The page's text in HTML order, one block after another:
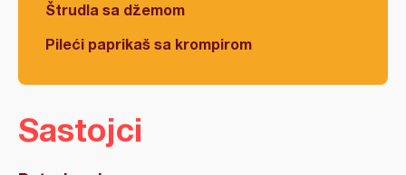
Štrudla sa džemom
Pileći paprikaš sa krompirom
Sastojci